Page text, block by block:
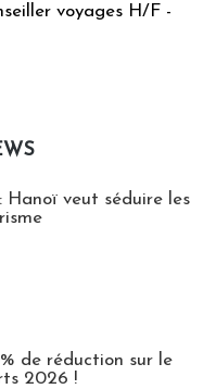
voyages H/F -
Hanoï veut séduire les
de réduction sur le
2026 !